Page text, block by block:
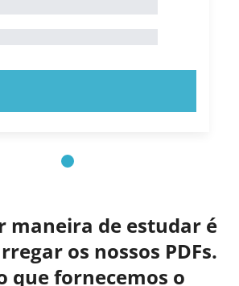
maneira de estudar é
os nossos PDFs.
que fornecemos o